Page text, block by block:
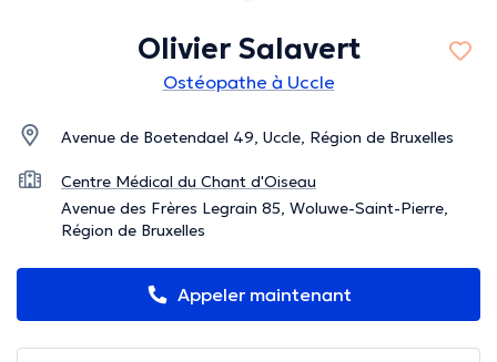
Olivier Salavert
Ostéopathe à Uccle
Avenue de Boetendael 49, Uccle, Région de Bruxelles
Centre Médical du Chant d'Oiseau
Avenue des Frères Legrain 85, Woluwe-Saint-Pierre,
Région de Bruxelles
Appeler maintenant